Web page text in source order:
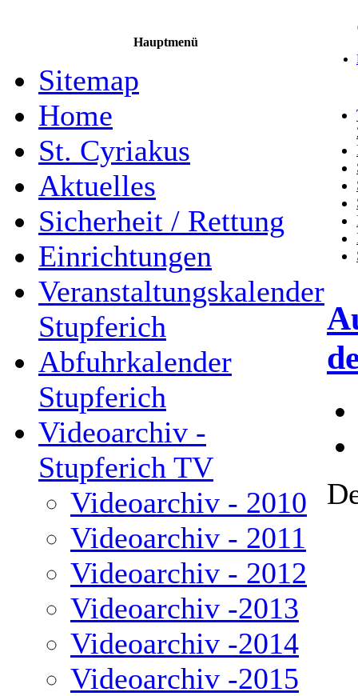
Hauptmenü
Sitemap
Home
St. Cyriakus
Aktuelles
Sicherheit / Rettung
Einrichtungen
Veranstaltungskalender
Stupferich
Abfuhrkalender
Stupferich
Videoarchiv -
Stupferich TV
Videoarchiv - 2010
Videoarchiv - 2011
Videoarchiv - 2012
Videoarchiv -2013
Videoarchiv -2014
Videoarchiv -2015